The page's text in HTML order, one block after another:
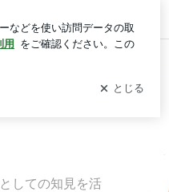
ログイン
しての知見を活